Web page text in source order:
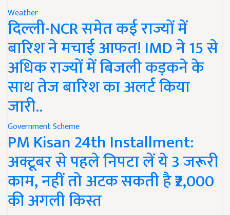
Weather
दिल्ली-NCR समेत कई राज्यों में
बारिश ने मचाई आफत! IMD ने 15 से
अधिक राज्यों में बिजली कड़कने के
साथ तेज बारिश का अलर्ट किया
जारी..
Government Scheme
PM Kisan 24th Installment:
अक्टूबर से पहले निपटा लें ये 3 जरूरी
काम, नहीं तो अटक सकती है ₹2,000
की अगली किस्त